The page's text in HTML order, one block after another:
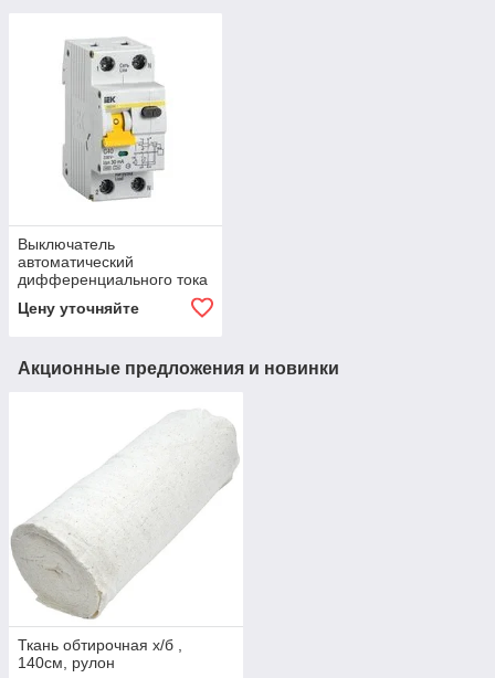
Выключатель
автоматический
дифференциального тока
C 40А 30мА АВДТ-32 IEK
MAD22-5-040-C-30
Цену уточняйте
Акционные предложения и новинки
Ткань обтирочная х/б ,
140см, рулон